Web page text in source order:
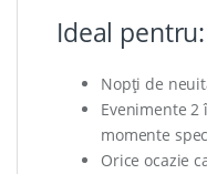
Ideal pentru:
Nopți de
Evenimente 2
momente
Orice ocazie